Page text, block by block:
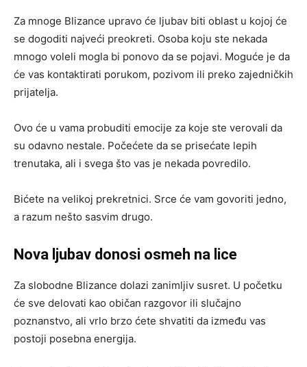
Za mnoge Blizance upravo će ljubav biti oblast u kojoj će
se dogoditi najveći preokreti. Osoba koju ste nekada
mnogo voleli mogla bi ponovo da se pojavi. Moguće je da
će vas kontaktirati porukom, pozivom ili preko zajedničkih
prijatelja.
Ovo će u vama probuditi emocije za koje ste verovali da
su odavno nestale. Počećete da se prisećate lepih
trenutaka, ali i svega što vas je nekada povredilo.
Bićete na velikoj prekretnici. Srce će vam govoriti jedno,
a razum nešto sasvim drugo.
Nova ljubav donosi osmeh na lice
Za slobodne Blizance dolazi zanimljiv susret. U početku
će sve delovati kao običan razgovor ili slučajno
poznanstvo, ali vrlo brzo ćete shvatiti da između vas
postoji posebna energija.